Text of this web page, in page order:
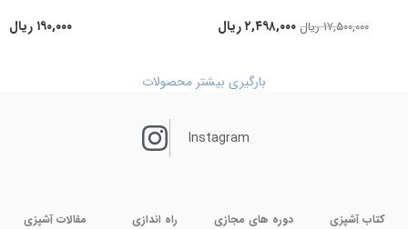
۱۷,۵۰۰,۰۰۰ ریال ۲,۴۹۸,۰۰۰ریال ۱۹۰,۰۰۰ ریال
بارگیری بیشتر محصولات
Instagram
کتاب آشپزی دوره های مجازی راه اندازی
مقالات آشپزی